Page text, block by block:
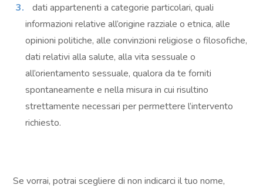
dati appartenenti a categorie particolari, quali
informazioni relative all’origine razziale o etnica, alle
opinioni politiche, alle convinzioni religiose o filosofiche,
dati relativi alla salute, alla vita sessuale o
all’orientamento sessuale, qualora da te forniti
spontaneamente e nella misura in cui risultino
strettamente necessari per permettere l’intervento
richiesto.
Se vorrai, potrai scegliere di non indicarci il tuo nome,